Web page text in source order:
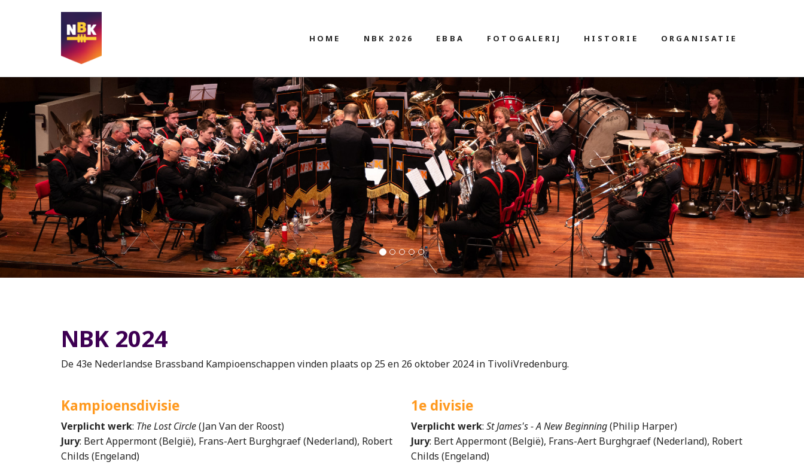
HOME NBK 2026 EBBA FOTOGALERIJ HISTORIE ORGANISATIE
NBK 2024
De 43e Nederlandse Brassband Kampioenschappen vinden plaats op 25 en 26 oktober 2024 in TivoliVredenburg.
Kampioensdivisie
Verplicht werk: The Lost Circle(Jan Van der Roost)
Jury: Bert Appermont (België), Frans-Aert Burghgraef (Nederland), Robert
Childs (Engeland)
1e divisie
Verplicht werk: St James's - A New Beginning(Philip Harper)
Jury: Bert Appermont (België), Frans-Aert Burghgraef (Nederland), Robert
Childs (Engeland)